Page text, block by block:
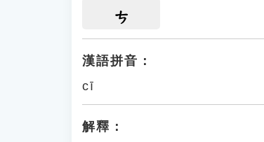
ㄘ
漢語拼音：
cī
解釋：